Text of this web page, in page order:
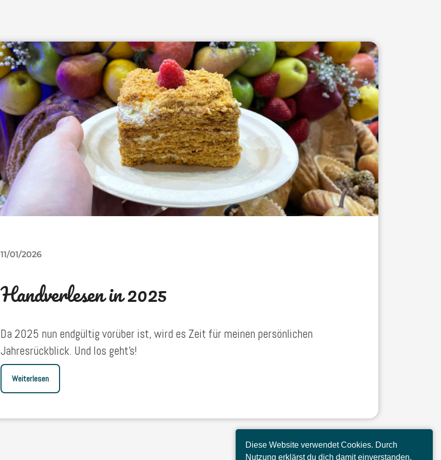
Diese Website verwendet Cookies. Durch
Nutzung erklärst du dich damit einverstanden.
11/01/2026
Handverlesen in 2025
Da 2025 nun endgültig vorüber ist, wird es Zeit für meinen persönlichen
Jahresrückblick. Und los geht’s!
Weiterlesen